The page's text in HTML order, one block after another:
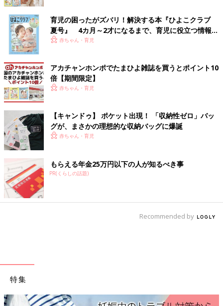
一般的なサイズの幼児用パズルなら、このケースにシンデレラフ
ィットします！L字ファスナーでガバッと開くので、出し入れし
やすく、ボードとピースをまるごと収納できます。ダイソーには
他にも似たような商品が売っていますが、この「ビニールネット
ケースL型ファスナー（B4）」じゃないとパズルが入らないので
注意してくださいね。
フックつきだから浮かせて収納も◎
育児の困ったがズバリ！解決する本『ひよこクラブ
夏号』 4カ月～2才になるまで、育児に役立つ情報が
いっぱい！
赤ちゃん・育児
アカチャンホンポでたまひよ雑誌を買うとポイント10
倍【期間限定】
赤ちゃん・育児
【キャンドゥ】 ポケット出現！ 「収納性ゼロ」バッ
グが、まさかの理想的な収納バッグに爆誕
赤ちゃん・育児
もらえる年金25万円以下の人が知るべき事
PR(くらしの話題)
Recommended by
特集